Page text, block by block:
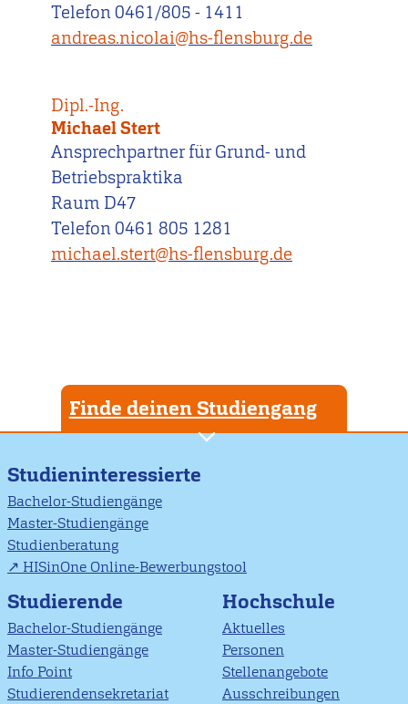
Telefon 0461/805 - 1411
andreas.nicolai@hs-flensburg.de
Dipl.-Ing.
Michael Stert
Ansprechpartner für Grund- und
Betriebspraktika
Raum D47
Telefon 0461 805 1281
michael.stert@hs-flensburg.de
Finde deinen Studiengang
Studieninteressierte
Bachelor-Studiengänge
Master-Studiengänge
Studienberatung
HISinOne Online-Bewerbungstool
Studierende
Bachelor-Studiengänge
Master-Studiengänge
Info Point
Studierendensekretariat
Hochschule
Aktuelles
Personen
Stellenangebote
Ausschreibungen